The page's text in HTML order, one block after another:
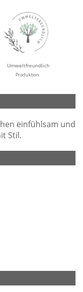
Umweltfreundlich
Produktion
einfühlsam und
Stil.